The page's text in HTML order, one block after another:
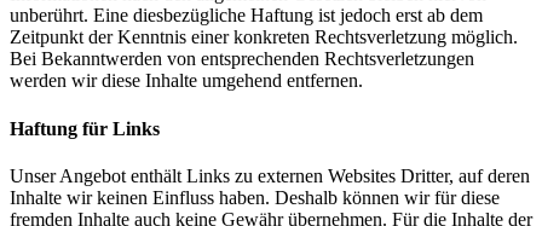
unberührt. Eine diesbezügliche Haftung ist jedoch erst ab dem
Zeitpunkt der Kenntnis einer konkreten Rechtsverletzung möglich.
Bei Bekanntwerden von entsprechenden Rechtsverletzungen
werden wir diese Inhalte umgehend entfernen.
Haftung für Links
Unser Angebot enthält Links zu externen Websites Dritter, auf deren
Inhalte wir keinen Einfluss haben. Deshalb können wir für diese
fremden Inhalte auch keine Gewähr übernehmen. Für die Inhalte der